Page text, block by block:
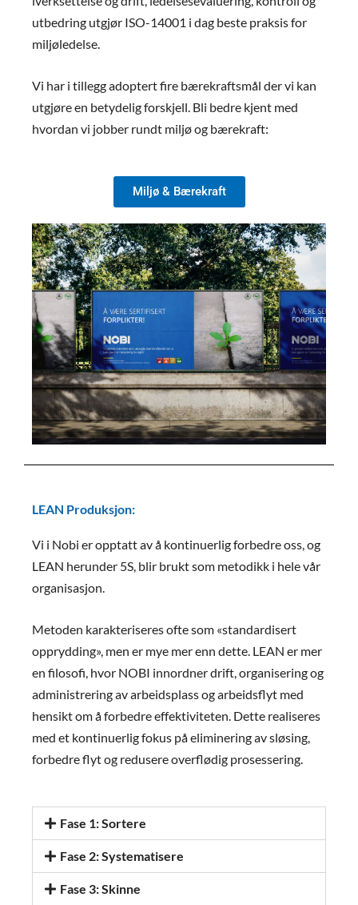
utbedring utgjør ISO-14001 i dag beste praksis for
miljøledelse.
Vi har i tillegg adoptert fire bærekraftsmål der vi kan
utgjøre en betydelig forskjell. Bli bedre kjent med
hvordan vi jobber rundt miljø og bærekraft:
Miljø & Bærekraft
LEAN Produksjon:
Vi i Nobi er opptatt av å kontinuerlig forbedre oss, og
LEAN herunder 5S, blir brukt som metodikk i hele vår
organisasjon.
Metoden karakteriseres ofte som «standardisert
opprydding», men er mye mer enn dette. LEAN er mer
en filosofi, hvor NOBI innordner drift, organisering og
administrering av arbeidsplass og arbeidsflyt med
hensikt om å forbedre effektiviteten. Dette realiseres
med et kontinuerlig fokus på eliminering av sløsing,
forbedre flyt og redusere overflødig prosessering.
Fase 1: Sortere
Fase 2: Systematisere
Fase 3: Skinne